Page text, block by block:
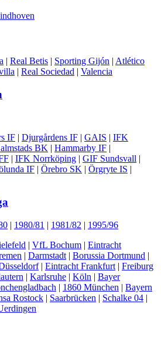
| Real Betis | Sporting Gijón | Atlético
| Real Sociedad | Valencia
IF | Djurgårdens IF | GAIS | IFK
BK | Hammarby IF |
| IFK Norrköping | GIF Sundsvall |
IF | Örebro SK | Örgryte IS |
| 1980/81 | 1981/82 | 1995/96
| VfL Bochum | Eintracht
| Darmstadt | Borussia Dortmund |
| Eintracht Frankfurt | Freiburg
| Karlsruhe | Köln | Bayer
| 1860 München | Bayern
Rostock | Saarbrücken | Schalke 04 |